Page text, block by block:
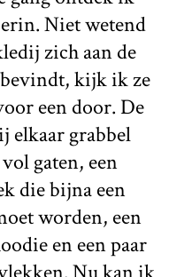
Niet wetend
zich aan de
kijk ik ze
een door. De
grabbel
gaten, een
die bijna een
worden, een
en een paar